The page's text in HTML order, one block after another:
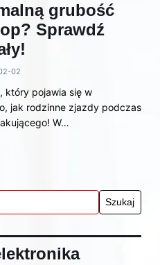
grubość
Sprawdź
02
który pojawia się w
jak rodzinne zjazdy podczas
W…